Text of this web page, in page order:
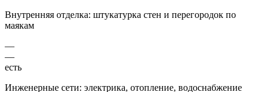
Внутренняя отделка: штукатурка стен и перегородок по
маякам
—
—
есть
Инженерные сети: электрика, отопление, водоснабжение